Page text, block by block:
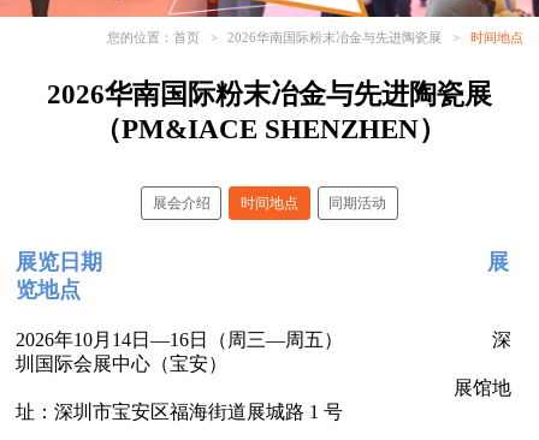
您的位置： 首页 > 2026华南国际粉末冶金与先进陶瓷展 > 时间地点
2026华南国际粉末冶金与先进陶瓷展
（PM&IACE SHENZHEN）
展会介绍 时间地点 同期活动
展览日期
展
览地点
2026年10月14日—16日（周三—周五） 深
圳国际会展中心（宝安）
展馆地
址：深圳市宝安区福海街道展城路 1 号